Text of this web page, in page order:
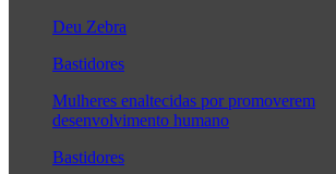
Deu Zebra
Bastidores
Mulheres enaltecidas por promoverem
desenvolvimento humano
Bastidores